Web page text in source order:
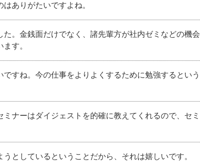
ありがたいですよね。
。金銭面だけでなく、諸先輩方が社内ゼミなどの機会
す。
すね。今の仕事をよりよくするために勉強するという
ナーはダイジェストを的確に教えてくれるので、セミ
としているということだから、それは嬉しいです。